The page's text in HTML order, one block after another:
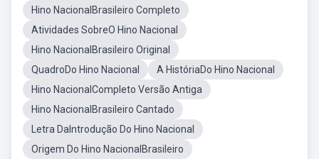
Hino NacionalBrasileiro Completo
Atividades SobreO Hino Nacional
Hino NacionalBrasileiro Original
QuadroDo Hino Nacional
A HistóriaDo Hino Nacional
Hino NacionalCompleto Versão Antiga
Hino NacionalBrasileiro Cantado
Letra DaIntrodução Do Hino Nacional
Origem Do Hino NacionalBrasileiro